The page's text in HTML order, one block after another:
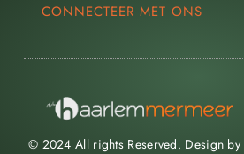
CONNECTEER MET ONS
© 2024 All rights Reserved. Design by